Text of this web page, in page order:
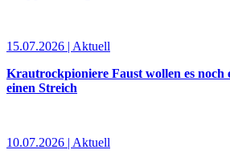
15.07.2026 | Aktuell
Krautrockpioniere Faust wollen es noch
einen Streich
10.07.2026 | Aktuell